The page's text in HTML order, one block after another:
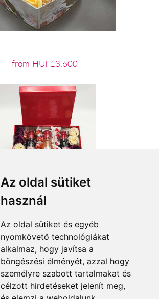
Az oldal sütiket
használ
Az oldal sütiket és egyéb
nyomkövető technológiákat
alkalmaz, hogy javítsa a
böngészési élményét, azzal hogy
személyre szabott tartalmakat és
célzott hirdetéseket jelenít meg,
from HUF13,600
Accepted payment methods